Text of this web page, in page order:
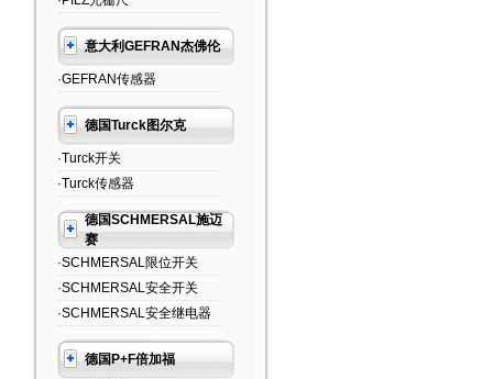
意大利GEFRAN杰佛伦
·GEFRAN传感器
德国Turck图尔克
·Turck开关
·Turck传感器
德国SCHMERSAL施迈
赛
·SCHMERSAL限位开关
·SCHMERSAL安全开关
·SCHMERSAL安全继电器
德国P+F倍加福